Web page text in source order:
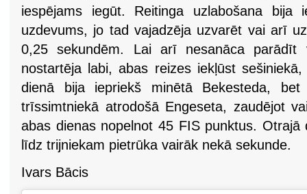
iespējams iegūt. Reitinga uzlabošana bija
uzdevums, jo tad vajadzēja uzvarēt vai arī
0,25 sekundēm. Lai arī nesanāca parādīt
nostartēja labi, abas reizes iekļūst
dienā bija iepriekš minētā Bekesteda,
trīssimtniekā atrodošā Engeseta, zaudējot
abas dienas nopelnot 45 FIS punktus.
līdz trijniekam pietrūka vairāk nekā sekunde.
Ivars Bācis